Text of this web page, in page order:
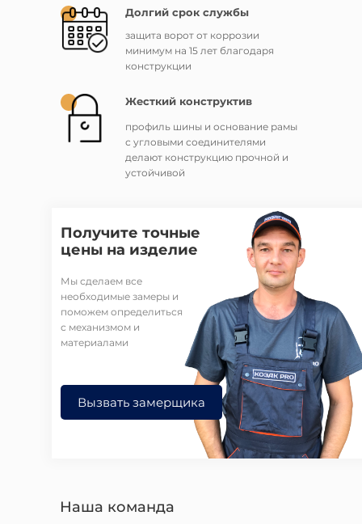
Жесткий конструктив
профиль шины и основание рамы
с угловыми соединителями
делают конструкцию прочной и
устойчивой
Долгий срок службы
защита ворот от коррозии
минимум на 15 лет благодаря
конструкции
Вызвать замерщика
Получите точные
цены на изделие
Мы сделаем все
необходимые замеры и
поможем определиться
с механизмом и
материалами
Наша команда